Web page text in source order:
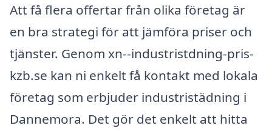
Att få flera offertar från olika företag är
en bra strategi för att jämföra priser och
tjänster. Genom xn--industristdning-pris-
kzb.se kan ni enkelt få kontakt med lokala
företag som erbjuder industristädning i
Dannemora. Det gör det enkelt att hitta